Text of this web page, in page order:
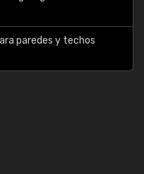
paredes y techos